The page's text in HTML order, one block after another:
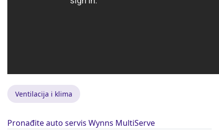
Ventilacija i klima
Pronađite auto servis Wynns MultiServe